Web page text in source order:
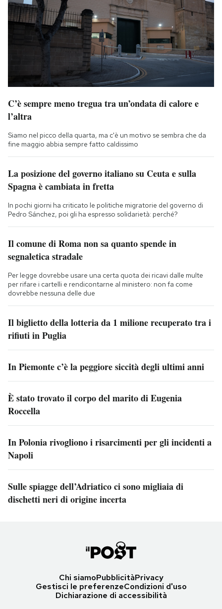
C’è sempre meno tregua tra un’ondata di calore e
l’altra
Siamo nel picco della quarta, ma c'è un motivo se sembra che da
fine maggio abbia sempre fatto caldissimo
La posizione del governo italiano su Ceuta e sulla
Spagna è cambiata in fretta
In pochi giorni ha criticato le politiche migratorie del governo di
Pedro Sánchez, poi gli ha espresso solidarietà: perché?
Il comune di Roma non sa quanto spende in
segnaletica stradale
Per legge dovrebbe usare una certa quota dei ricavi dalle multe
per rifare i cartelli e rendicontarne al ministero: non fa come
dovrebbe nessuna delle due
Il biglietto della lotteria da 1 milione recuperato tra i
rifiuti in Puglia
In Piemonte c’è la peggiore siccità degli ultimi anni
È stato trovato il corpo del marito di Eugenia
Roccella
In Polonia rivogliono i risarcimenti per gli incidenti a
Napoli
Sulle spiagge dell’Adriatico ci sono migliaia di
dischetti neri di origine incerta
Chi siamoPubblicitàPrivacy
Gestisci le preferenzeCondizioni d'uso
Dichiarazione di accessibilità